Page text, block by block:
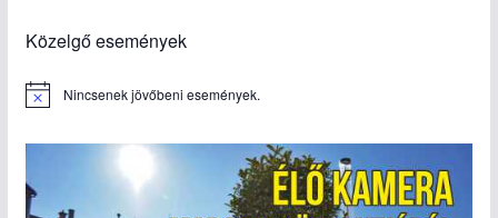
Közelgő események
N
i
e
Nincsenek jövőbeni események.